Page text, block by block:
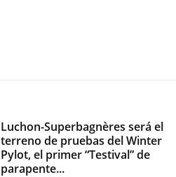
Luchon-Superbagnères será el
terreno de pruebas del Winter
Pylot, el primer “Testival” de
parapente...